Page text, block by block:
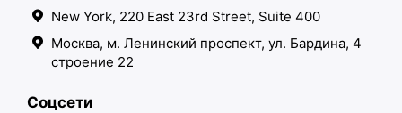
New York, 220 East 23rd Street, Suite 400
Москва, м. Ленинский проспект, ул. Бардина, 4
строение 22
Соцсети